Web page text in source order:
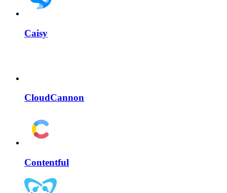
Caisy
CloudCannon
Contentful